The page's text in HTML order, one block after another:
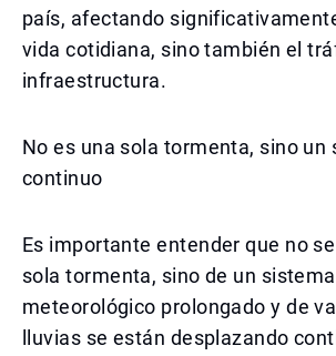
país, afectando
vida cotidiana, sino también el
infraestructura.
No es una sola tormenta, sino un
continuo
Es importante entender que no
sola tormenta, sino de un sistema
meteorológico prolongado y de
lluvias se están desplazando